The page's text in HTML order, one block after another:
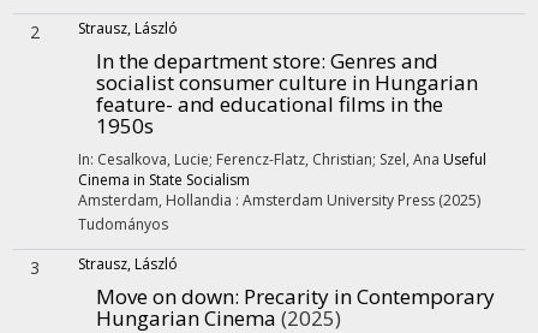
2 Strausz, László
In the department store: Genres and
socialist consumer culture in Hungarian
feature- and educational films in the
1950s
In: Cesalkova, Lucie; Ferencz-Flatz, Christian; Szel, Ana Useful
Cinema in State Socialism
Amsterdam, Hollandia : Amsterdam University Press (2025)
Tudományos
3 Strausz, László
Move on down: Precarity in Contemporary
Hungarian Cinema (2025)